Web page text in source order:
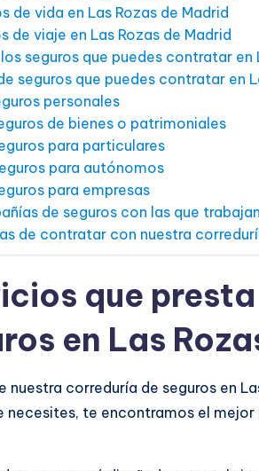
de vida en Las Rozas de Madrid
de viaje en Las Rozas de Madrid
seguros que puedes contratar en
seguros que puedes contratar en
personales
de bienes o patrimoniales
para particulares
para autónomos
para empresas
de seguros con las que
de contratar con nuestra
que
en Las
nuestra correduría de seguros en
necesites, te encontramos el